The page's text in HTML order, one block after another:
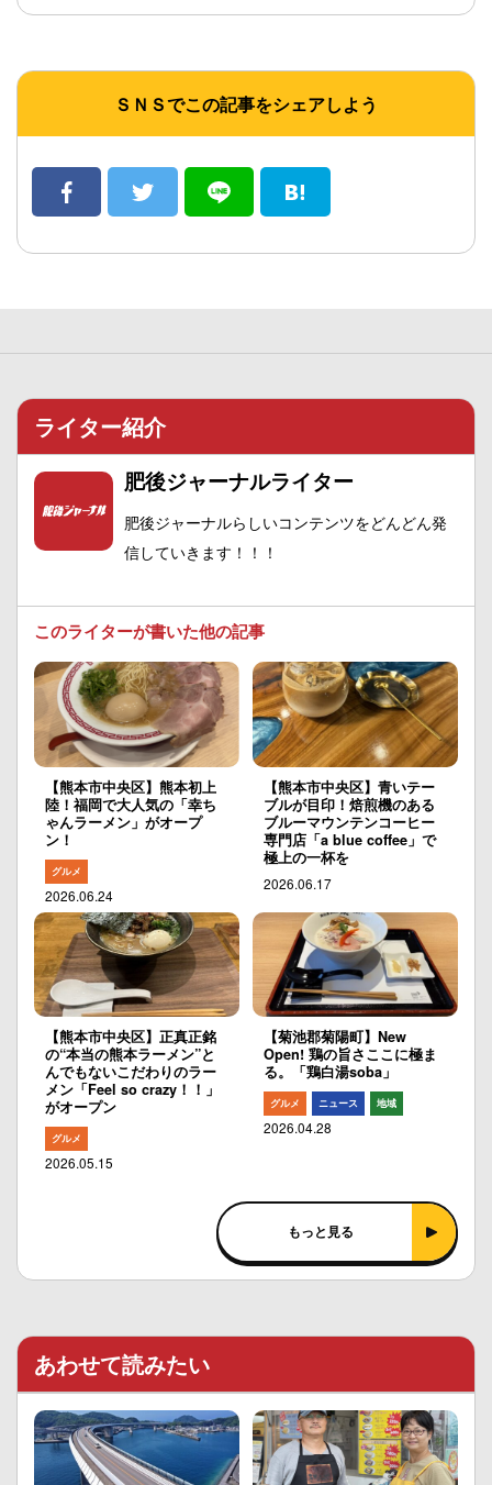
ＳＮＳでこの記事をシェアしよう
ライター紹介
肥後ジャーナルライター
肥後ジャーナルらしいコンテンツをどんどん発
信していきます！！！
このライターが書いた他の記事
【熊本市中央区】熊本初上
陸！福岡で大人気の「幸ち
ゃんラーメン」がオープ
ン！
グルメ
2026.06.24
【熊本市中央区】青いテー
ブルが目印！焙煎機のある
ブルーマウンテンコーヒー
専門店「a blue coffee」で
極上の一杯を
2026.06.17
【熊本市中央区】正真正銘
の“本当の熊本ラーメン”と
んでもないこだわりのラー
メン「Feel so crazy！！」
がオープン
グルメ
2026.05.15
【菊池郡菊陽町】New
Open! 鶏の旨さここに極ま
る。「鶏白湯soba」
グルメ ニュース 地域
2026.04.28
もっと見る
あわせて読みたい